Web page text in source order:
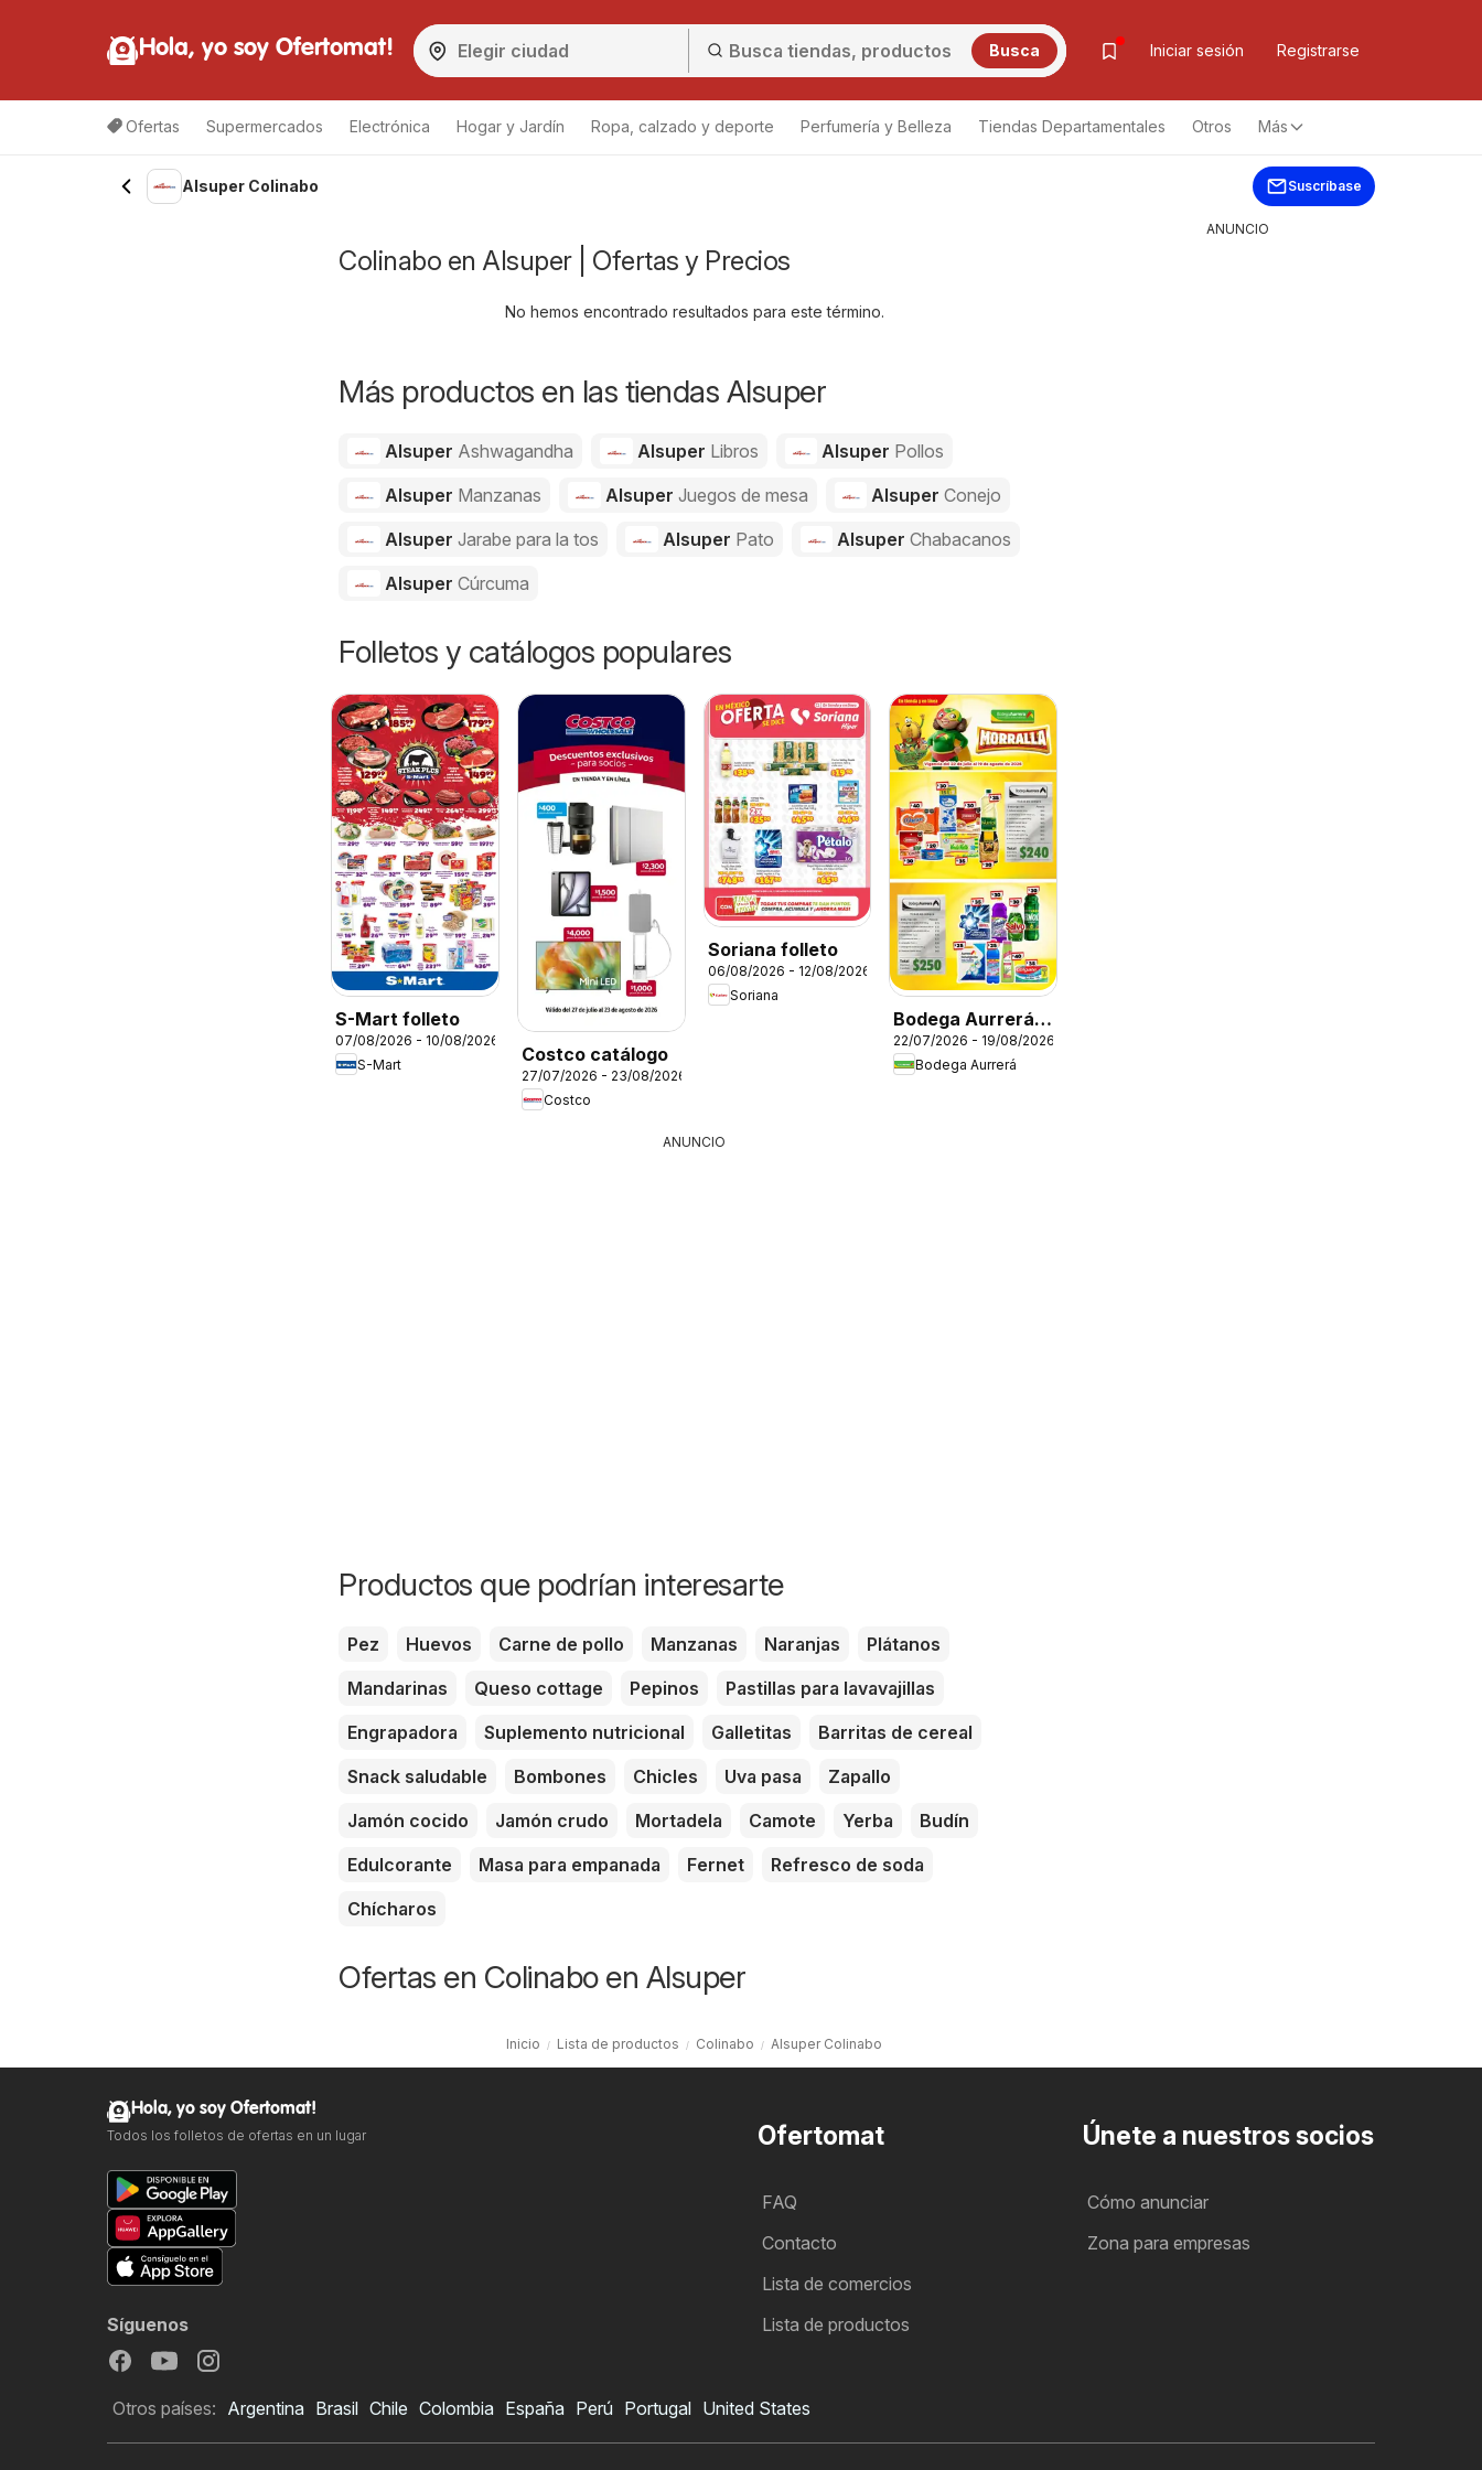
Hola, yo soy Ofertomat! Busca Iniciar sesión Registrarse
Ofertas Supermercados Electrónica Hogar y Jardín Ropa, calzado y deporte Perfumería y Belleza Tiendas Departamentales Otros Más
Alsuper Colinabo Suscríbase
Colinabo en Alsuper | Ofertas y Precios
No hemos encontrado resultados para este término.
Más productos en las tiendas Alsuper
Alsuper Ashwagandha Alsuper Libros Alsuper Pollos
Alsuper Manzanas Alsuper Juegos de mesa AlsuperConejo
Alsuper Jarabe para la tos Alsuper Pato AlsuperChabacanos
Alsuper Cúrcuma
Folletos y catálogos populares
S-Mart folleto
07/08/2026 - 10/08/2026
S-Mart
Costco catálogo
27/07/2026 - 23/08/2026
Costco
Soriana folleto
06/08/2026 - 12/08/2026
Soriana
Bodega Aurrerá
folleto
22/07/2026 - 19/08/2026
Bodega Aurrerá
ANUNCIO
Productos que podrían interesarte
Pez Huevos Carne de pollo Manzanas Naranjas
Plátanos
Mandarinas
Queso cottage Pepinos
Pastillas para lavavajillas
Engrapadora
Suplemento nutricional Galletitas
Barritas de cereal
Snack saludable
Bombones Chicles Uva pasa
Zapallo
Jamón cocido
Jamón crudo Mortadela Camote Yerba
Budín
Edulcorante
Masa para empanada Fernet
Refresco de soda
Chícharos
Ofertas en Colinabo en Alsuper
Inicio Lista de productos Colinabo Alsuper Colinabo
ANUNCIO
Ofertomat
FAQ
Contacto
Lista de comercios
Lista de productos
Únete a nuestros socios
Cómo anunciar
Zona para empresas
Hola, yo soy Ofertomat!
Todos los folletos de ofertas en un lugar
Síguenos
Otros países: Argentina Brasil Chile Colombia España Perú Portugal United States